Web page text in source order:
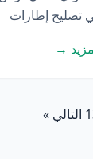
تصليح إطارات
→
التالي »